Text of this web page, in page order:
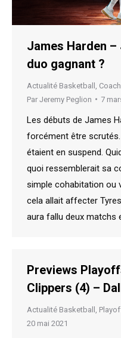
James Harden –
duo gagnant ?
Actualité Basketball
Par Jeremy Peglion 7
Les débuts de James
forcément être
étaient en suspend.
quoi ressemblerait sa
simple cohabitation ou
cela allait affecter
aura fallu deux matchs
Previews
Clippers (4) –
Actualité Basketball ,
20 mai 2021